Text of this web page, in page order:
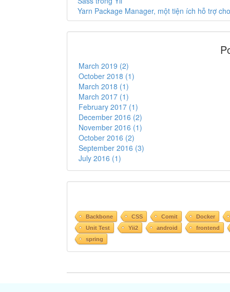
Yarn Package Manager, một tiện ích hỗ trợ
March 2019 (2)
October 2018 (1)
March 2018 (1)
March 2017 (1)
February 2017 (1)
December 2016 (2)
November 2016 (1)
October 2016 (2)
September 2016 (3)
July 2016 (1)
Backbone CSS Comit
Docker
Unit Test
Yii2 android
frontend
spring